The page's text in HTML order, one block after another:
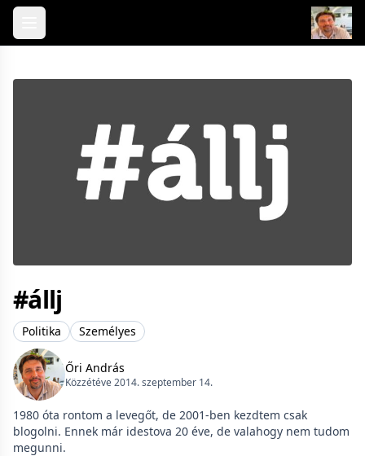
Skip to content
#állj
Politika Személyes
Őri András
Közzétéve 2014. szeptember 14.
1980 óta rontom a levegőt, de 2001-ben kezdtem csak
blogolni. Ennek már idestova 20 éve, de valahogy nem tudom
megunni.